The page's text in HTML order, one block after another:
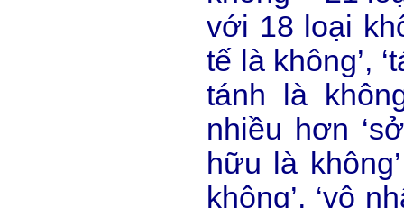
với 18 loại
tế là không’,
tánh là
nhiều hơn
hữu là
không’, ‘vô